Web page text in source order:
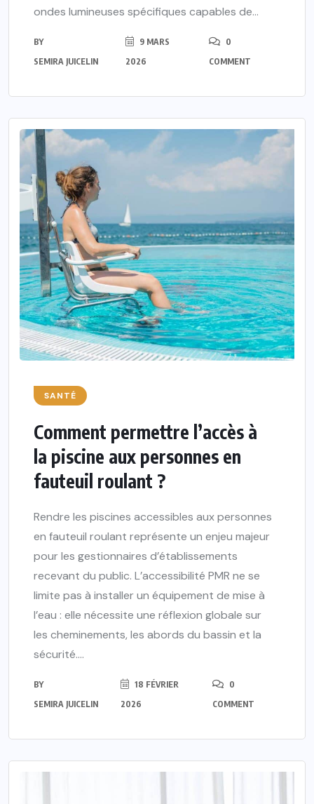
ondes lumineuses spécifiques capables de...
BY
SEMIRA JUICELIN
9 MARS
2026
0
COMMENT
SANTÉ
Comment permettre l’accès à
la piscine aux personnes en
fauteuil roulant ?
Rendre les piscines accessibles aux personnes
en fauteuil roulant représente un enjeu majeur
pour les gestionnaires d’établissements
recevant du public. L’accessibilité PMR ne se
limite pas à installer un équipement de mise à
l’eau : elle nécessite une réflexion globale sur
les cheminements, les abords du bassin et la
sécurité....
BY
SEMIRA JUICELIN
18 FÉVRIER
2026
0
COMMENT